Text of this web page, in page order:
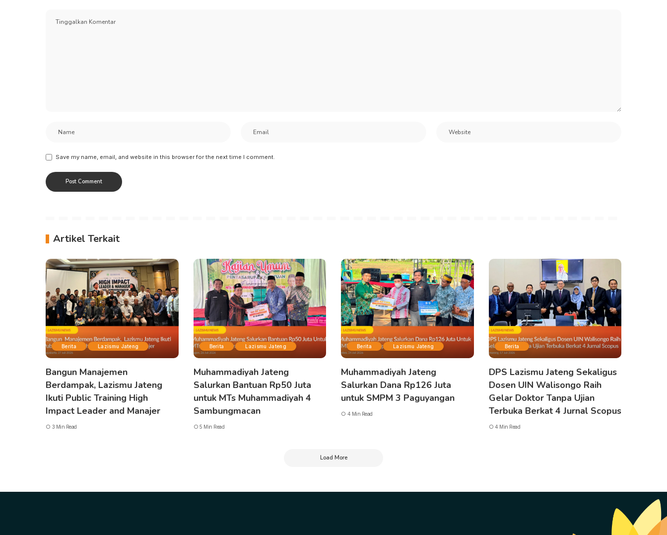
Save my name, email, and website in this browser for the next time I comment.
Artikel Terkait
Berita Lazismu Jateng
Bangun Manajemen
Berdampak, Lazismu Jateng
Ikuti Public Training High
Impact Leader and Manajer
3 Min Read
Berita Lazismu Jateng
Muhammadiyah Jateng
Salurkan Bantuan Rp50 Juta
untuk MTs Muhammadiyah 4
Sambungmacan
5 Min Read
Berita Lazismu Jateng
Muhammadiyah Jateng
Salurkan Dana Rp126 Juta
untuk SMPM 3 Paguyangan
4 Min Read
Berita
DPS Lazismu Jateng Sekaligus
Dosen UIN Walisongo Raih
Gelar Doktor Tanpa Ujian
Terbuka Berkat 4 Jurnal Scopus
4 Min Read
Load More